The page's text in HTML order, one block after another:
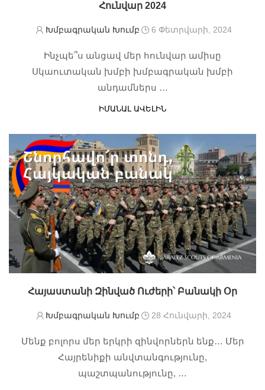
Հունվար 2024
Խմբագրական Խումբ 6 Փետրվարի, 2024
Ինչպե՞ս անցավ մեր հունվար ամիսը
Սկաուտական խմբի խմբագրական խմբի
անդամներս …
ԻՄԱՆԱԼ ԱՎԵԼԻՆ
Հայաստանի Զինված Ուժերի՝ Բանակի Օր
Խմբագրական Խումբ 28 Հունվարի, 2024
Մենք բոլորս մեր երկրի զինվորներն ենք… Մեր
Հայրենիքի անվտանգությունը,
պաշտպանությունը, …